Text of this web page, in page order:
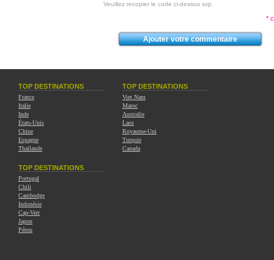
Veuillez recopier le code ci-dessus svp.
*
TOP DESTINATIONS
France
Italie
Inde
États-Unis
Chine
Espagne
Thaïlande
TOP DESTINATIONS
Viet Nam
Maroc
Australie
Laos
Royaume-Uni
Turquie
Canada
TOP DESTINATIONS
Portugal
Chili
Cambodge
Indonésie
Cap-Vert
Japon
Pérou